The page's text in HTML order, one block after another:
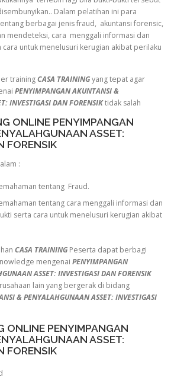
Dalam pelatihan ini para
berbagai jenis fraud, akuntansi forensic,
mendeteksi, cara menggali informasi dan
untuk menelusuri kerugian akibat perilaku
trainingCASA TRAININGyang tepat agar
PENYIMPANGAN AKUNTANSI &
INVESTIGASI DAN FORENSIKtidak salah
ONLINE PENYIMPANGAN
ASSET:
FORENSIK
:
tentang Fraud.
tentang cara menggali informasi dan
serta cara untuk menelusuri kerugian akibat
CASA TRAINING Peserta dapat berbagi
mengenai PENYIMPANGAN
ASSET: INVESTIGASI DAN FORENSIK
lain yang bergerak di bidang
& PENYALAHGUNAAN ASSET: INVESTIGASI
ONLINE PENYIMPANGAN
ASSET:
FORENSIK